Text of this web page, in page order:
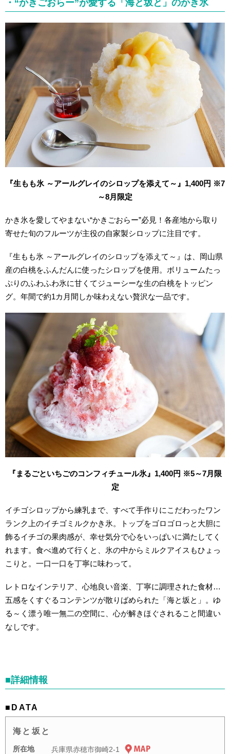
・“かきごおらー”が愛する「海と坂と」のかき氷
『生もも氷 ～アールグレイのシロップを添えて～』1,400円 ※7
～8月限定
かき氷を愛してやまない“かきごおらー”必見！各産地から取り
寄せた旬のフルーツが主役の自家製シロップに注目です。
『生もも氷 ～アールグレイのシロップを添えて～』は、岡山県
産の白桃をふんだんに使ったシロップを使用。ボリュームたっ
ぷりのふわふわ氷に甘くてジューシーな生の白桃をトッピン
グ。年間で約1カ月間しか味わえない贅沢な一品です。
『まるごといちごのコンフィチュール氷』1,400円 ※5～7月限
定
イチゴシロップから練乳まで、すべて手作りにこだわったワン
ランク上のイチゴミルクかき氷。トップをゴロゴロっと大胆に
飾るイチゴの果肉感が、幸せ気分で心をいっぱいに満たしてく
れます。食べ進めて行くと、氷の中からミルクアイスもひょっ
こりと。一口一口を丁寧に味わって。
レトロなインテリア、心地良い音楽、丁寧に調理された食材…
五感をくすぐるコンテンツが散りばめられた「海と坂と」。ゆ
る～く漂う唯一無二の空間に、心が解きほぐされること間違い
なしです。
■詳細情報
■DATA
海と坂と
所在地 兵庫県赤穂市御崎2-1